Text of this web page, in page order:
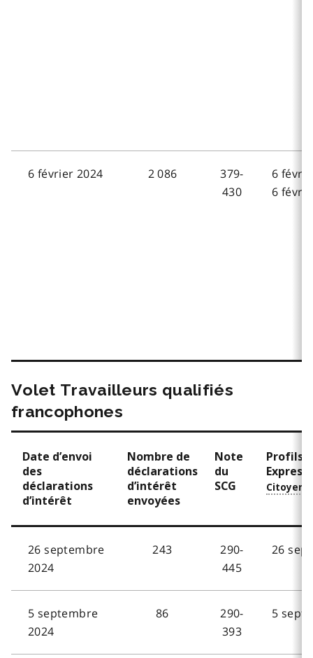
6 février 2024 2 086
379-
430
6
6
Volet Travailleurs qualifiés
francophones
Date d’envoi
des
déclarations
d’intérêt
Nombre de
déclarations
d’intérêt
envoyées
Note
du
SCG
Profils
Express
26 septembre
2024
243
290-
445
26
5 septembre
2024
86
290-
393
5